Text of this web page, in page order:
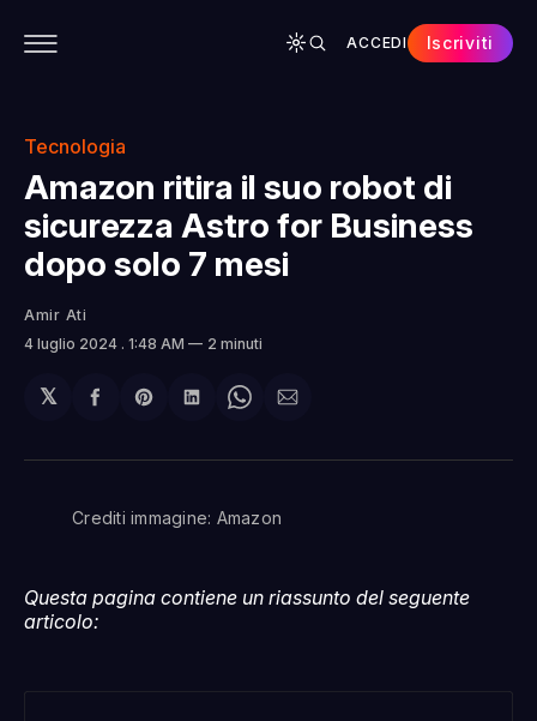
ACCEDI Iscriviti
Tecnologia
Amazon ritira il suo robot di
sicurezza Astro for Business
dopo solo 7 mesi
Amir Ati
4 luglio 2024 . 1:48 AM 2 minuti
𝕏
Condividi
Facebook
Share
Pinterest
Condividi
LinkedIn
Share
WhatsApp
Condividi
email
Crediti immagine: Amazon
Questa pagina contiene un riassunto del seguente
articolo: